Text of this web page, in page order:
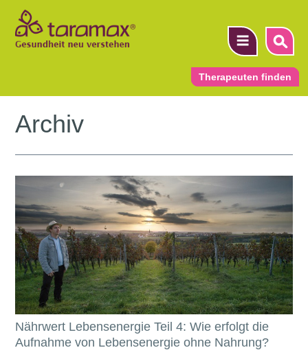
Therapeuten finden
▼
Archiv
Nährwert Lebensenergie Teil 4: Wie erfolgt die
Aufnahme von Lebensenergie ohne Nahrung?